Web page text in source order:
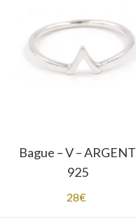
Bague – V – ARGENT
925
28€